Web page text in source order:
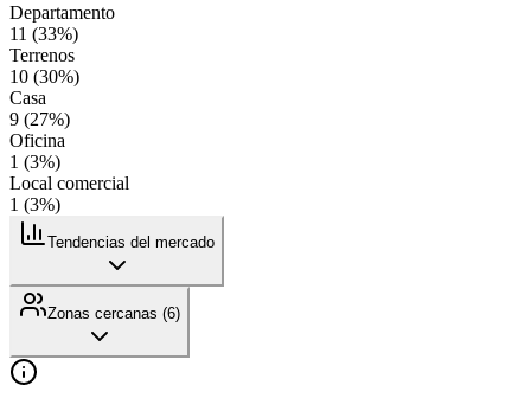
Departamento
11 (33%)
Terrenos
10 (30%)
Casa
9 (27%)
Oficina
1 (3%)
Local comercial
1 (3%)
Tendencias del mercado
Zonas cercanas (6)